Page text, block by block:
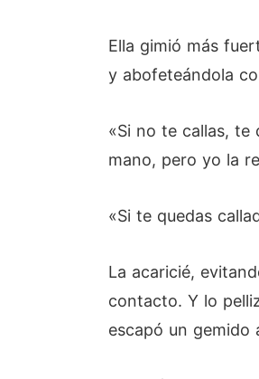
Ella gimió más
y abofeteándola
«Si no te callas, te
mano, pero yo la
«Si te quedas
La acaricié,
contacto. Y lo
escapó un gemido